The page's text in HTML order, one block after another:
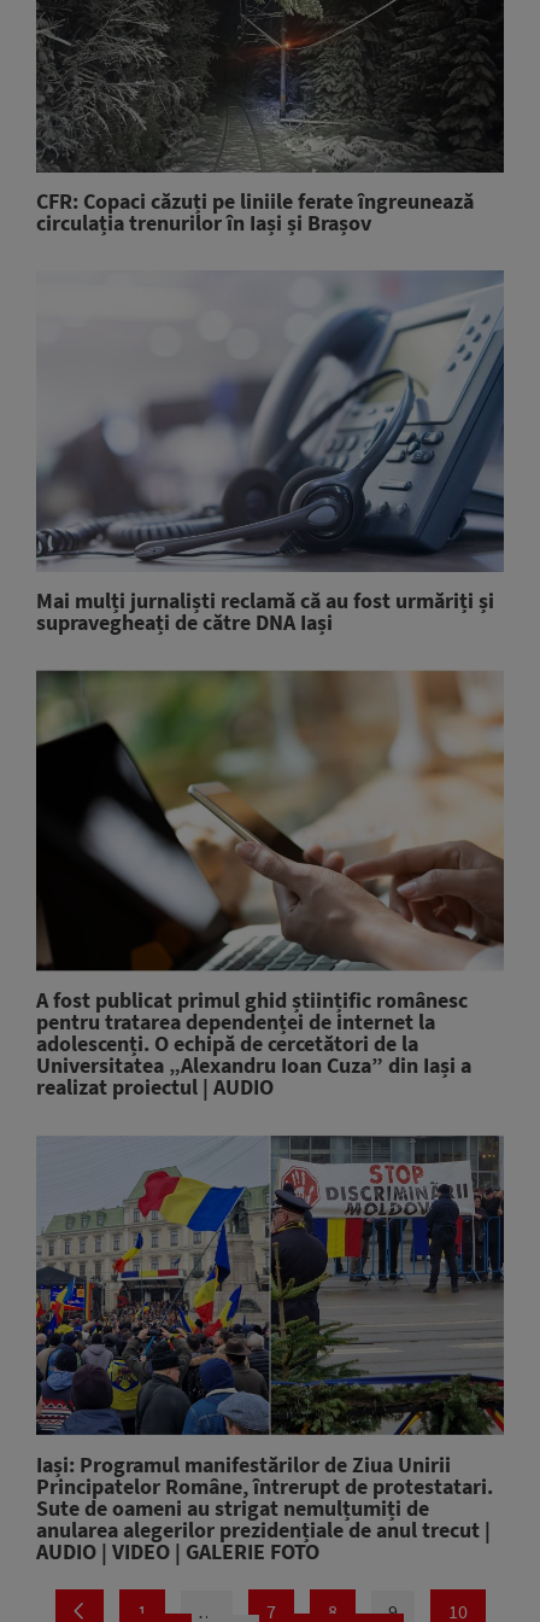
CFR: Copaci căzuți pe liniile ferate îngreunează
circulația trenurilor în Iași și Brașov
Mai mulți jurnaliști reclamă că au fost urmăriți și
supravegheați de către DNA Iași
A fost publicat primul ghid științific românesc
pentru tratarea dependenței de internet la
adolescenți. O echipă de cercetători de la
Universitatea „Alexandru Ioan Cuza” din Iași a
realizat proiectul | AUDIO
Iași: Programul manifestărilor de Ziua Unirii
Principatelor Române, întrerupt de protestatari.
Sute de oameni au strigat nemulțumiți de
anularea alegerilor prezidențiale de anul trecut |
AUDIO | VIDEO | GALERIE FOTO
1 … 7 8 9
10